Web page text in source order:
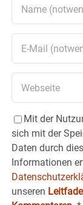
Mit der
sich mit der
Daten durch
Informationen
unseren